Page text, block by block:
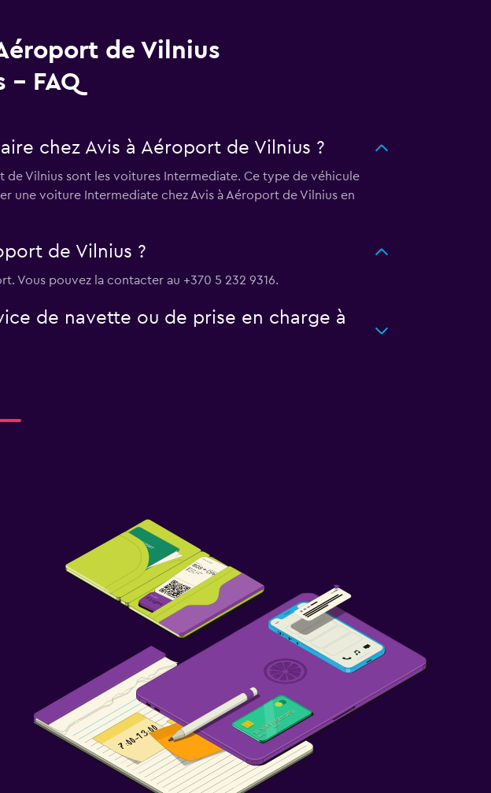
de Vilnius
- FAQ
chez Avis à Aéroport de Vilnius ?
de Vilnius sont les voitures Intermediate. Ce type de véhicule
une voiture Intermediate chez Avis à Aéroport de Vilnius en
de Vilnius ?
Vous pouvez la contacter au +370 5 232 9316.
de navette ou de prise en charge à